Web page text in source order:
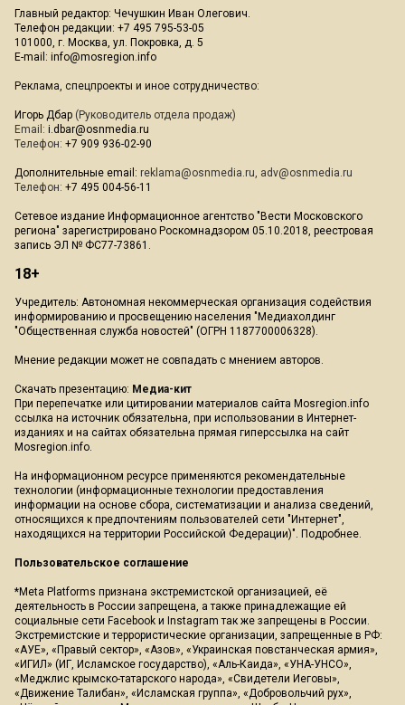
Главный редактор: Чечушкин Иван Олегович.
Телефон редакции: +7 495 795-53-05
101000, г. Москва, ул. Покровка, д. 5
E-mail: info@mosregion.info
Реклама, спецпроекты и иное сотрудничество:
Игорь Дбар (Руководитель отдела продаж)
Email: i.dbar@osnmedia.ru
Телефон: +7 909 936-02-90
Дополнительные email: reklama@osnmedia.ru, adv@osnmedia.ru
Телефон: +7 495 004-56-11
Сетевое издание Информационное агентство "Вести Московского
региона" зарегистрировано Роскомнадзором 05.10.2018, реестровая
запись ЭЛ № ФС77-73861.
18+
Учредитель: Автономная некоммерческая организация содействия
информированию и просвещению населения "Медиахолдинг
"Общественная служба новостей" (ОГРН 1187700006328).
Мнение редакции может не совпадать с мнением авторов.
Скачать презентацию: Медиа-кит
При перепечатке или цитировании материалов сайта Mosregion.info
ссылка на источник обязательна, при использовании в Интернет-
изданиях и на сайтах обязательна прямая гиперссылка на сайт
Mosregion.info.
На информационном ресурсе применяются рекомендательные
технологии (информационные технологии предоставления
информации на основе сбора, систематизации и анализа сведений,
относящихся к предпочтениям пользователей сети "Интернет",
находящихся на территории Российской Федерации)". Подробнее.
Пользовательское соглашение
*Meta Platforms признана экстремистской организацией, её
деятельность в России запрещена, а также принадлежащие ей
социальные сети Facebook и Instagram так же запрещены в России.
Экстремистские и террористические организации, запрещенные в РФ:
«АУЕ», «Правый сектор», «Азов», «Украинская повстанческая армия»,
«ИГИЛ» (ИГ, Исламское государство), «Аль-Каида», «УНА-УНСО»,
«Меджлис крымско-татарского народа», «Свидетели Иеговы»,
«Движение Талибан», «Исламская группа», «Добровольчий рух»,